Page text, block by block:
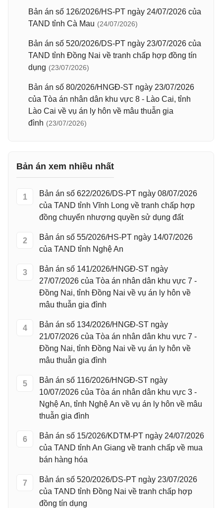
Bản án số 126/2026/HS-PT ngày 24/07/2026 của
TAND tỉnh Cà Mau (24/07/2026)
Bản án số 520/2026/DS-PT ngày 23/07/2026 của
TAND tỉnh Đồng Nai về tranh chấp hợp đồng tín
dụng (23/07/2026)
Bản án số 80/2026/HNGĐ-ST ngày 23/07/2026
của Tòa án nhân dân khu vực 8 - Lào Cai, tỉnh
Lào Cai về vụ án ly hôn về mâu thuẫn gia
đình (23/07/2026)
Bản án xem nhiều nhất
1
Bản án số 622/2026/DS-PT ngày 08/07/2026
của TAND tỉnh Vĩnh Long về tranh chấp hợp
đồng chuyển nhượng quyền sử dụng đất
2
Bản án số 55/2026/HS-PT ngày 14/07/2026
của TAND tỉnh Nghệ An
3
Bản án số 141/2026/HNGĐ-ST ngày
27/07/2026 của Tòa án nhân dân khu vực 7 -
Đồng Nai, tỉnh Đồng Nai về vụ án ly hôn về
mâu thuẫn gia đình
4
Bản án số 134/2026/HNGĐ-ST ngày
21/07/2026 của Tòa án nhân dân khu vực 7 -
Đồng Nai, tỉnh Đồng Nai về vụ án ly hôn về
mâu thuẫn gia đình
5
Bản án số 116/2026/HNGĐ-ST ngày
10/07/2026 của Tòa án nhân dân khu vực 3 -
Nghệ An, tỉnh Nghệ An về vụ án ly hôn về mâu
thuẫn gia đình
6
Bản án số 15/2026/KDTM-PT ngày 24/07/2026
của TAND tỉnh An Giang về tranh chấp về mua
bán hàng hóa
7
Bản án số 520/2026/DS-PT ngày 23/07/2026
của TAND tỉnh Đồng Nai về tranh chấp hợp
đồng tín dụng